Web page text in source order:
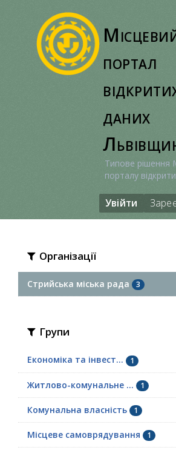
портал
даних
Типове рішення
порталу
Увійти
Організації
Стрийська міська рада 3
Групи
Економіка та інвест... 1
Житлово-комунальне ... 1
Комунальна власність 1
Місцеве самоврядування 1